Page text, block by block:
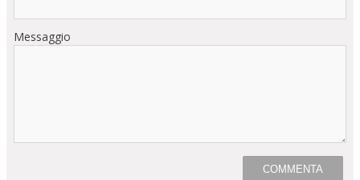
Messaggio